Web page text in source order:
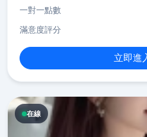
一對一點數
滿意度評分
立即進
在線